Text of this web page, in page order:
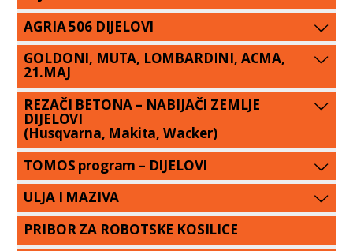
AGRIA 506 DIJELOVI
GOLDONI, MUTA, LOMBARDINI, ACMA,
21.MAJ
REZAČI BETONA – NABIJAČI ZEMLJE
DIJELOVI
(Husqvarna, Makita, Wacker)
TOMOS program – DIJELOVI
ULJA I MAZIVA
PRIBOR ZA ROBOTSKE KOSILICE